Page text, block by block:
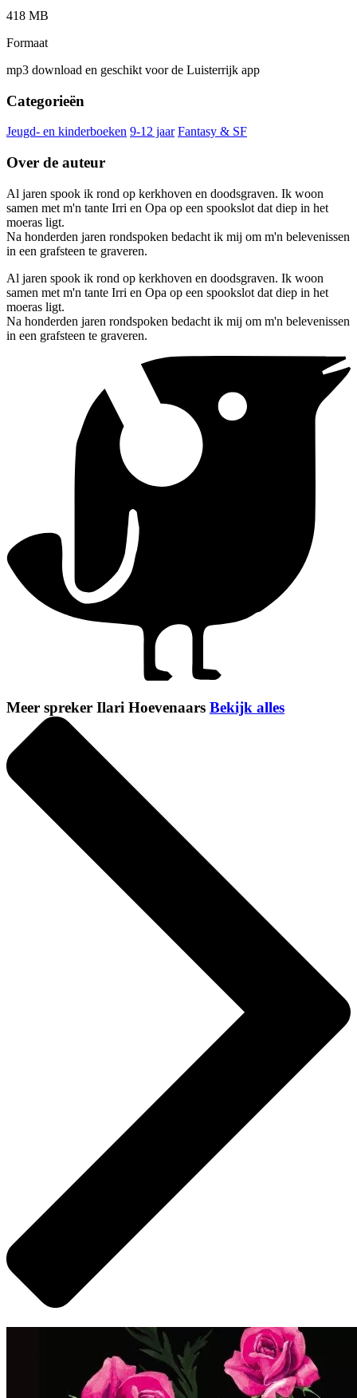
418 MB
Formaat
mp3 download en geschikt voor de Luisterrijk app
Categorieën
Jeugd- en kinderboeken 9-12 jaar Fantasy & SF
Over de auteur
Al jaren spook ik rond op kerkhoven en doodsgraven. Ik woon
samen met m'n tante Irri en Opa op een spookslot dat diep in het
moeras ligt.
Na honderden jaren rondspoken bedacht ik mij om m'n belevenissen
in een grafsteen te graveren.
Al jaren spook ik rond op kerkhoven en doodsgraven. Ik woon
samen met m'n tante Irri en Opa op een spookslot dat diep in het
moeras ligt.
Na honderden jaren rondspoken bedacht ik mij om m'n belevenissen
in een grafsteen te graveren.
Meer spreker Ilari Hoevenaars Bekijk alles